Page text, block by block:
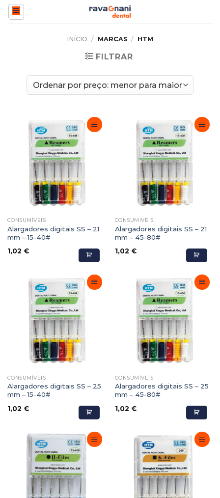
Skip
INÍCIO / MARCAS / HTM
FILTRAR
Adicionar
Favoritos
CONSUMÍVEIS
Alargadores digitais SS – 21
mm – 15-40#
1,02 €
Adicionar
Favoritos
CONSUMÍVEIS
Alargadores digitais SS – 21
mm – 45-80#
1,02 €
Adicionar
Favoritos
CONSUMÍVEIS
Alargadores digitais SS – 25
mm – 15-40#
1,02 €
Adicionar
Favoritos
CONSUMÍVEIS
Alargadores digitais SS – 25
mm – 45-80#
1,02 €
Adicionar
Favoritos
Adicionar
Favoritos